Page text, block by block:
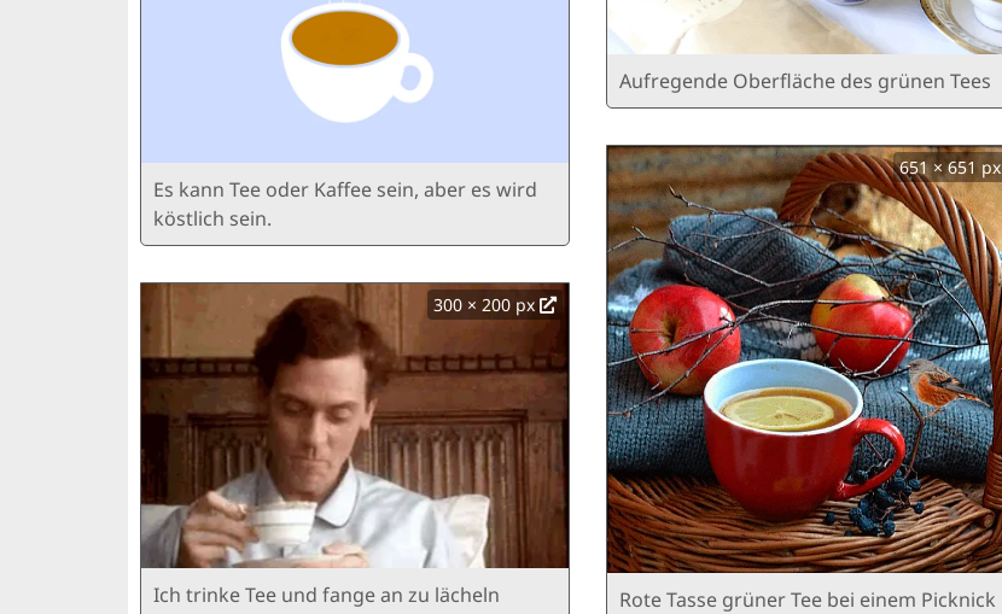
Es kann Tee oder Kaffee sein, aber es wird
köstlich sein.
300 × 200 px
Ich trinke Tee und fange an zu lächeln
Aufregende Oberfläche des grünen Tees
651 × 651 px
Rote Tasse grüner Tee bei einem Picknick